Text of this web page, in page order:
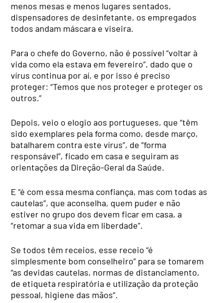
menos mesas e menos lugares sentados,
dispensadores de desinfetante, os empregados
todos andam máscara e viseira.
Para o chefe do Governo, não é possível “voltar à
vida como ela estava em fevereiro”, dado que o
vírus continua por aí, e por isso é preciso
proteger: “Temos que nos proteger e proteger os
outros.”
Depois, veio o elogio aos portugueses, que “têm
sido exemplares pela forma como, desde março,
batalharem contra este vírus”, de “forma
responsável”, ficado em casa e seguiram as
orientações da Direção-Geral da Saúde.
E “é com essa mesma confiança, mas com todas as
cautelas”, que aconselha, quem puder e não
estiver no grupo dos devem ficar em casa, a
“retomar a sua vida em liberdade”.
Se todos têm receios, esse receio “é
simplesmente bom conselheiro” para se tomarem
“as devidas cautelas, normas de distanciamento,
de etiqueta respiratória e utilização da proteção
pessoal, higiene das mãos”.